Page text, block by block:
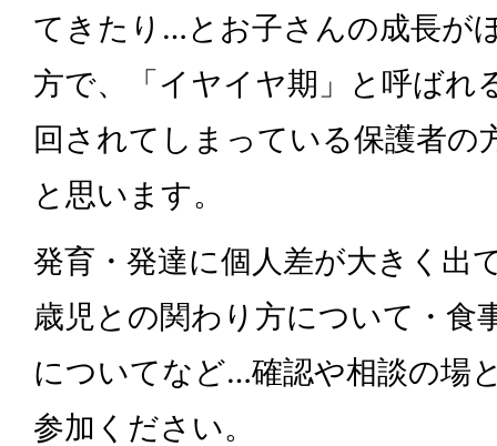
てきたり…とお子さんの成長が
方で、「イヤイヤ期」と呼ばれ
回されてしまっている保護者の
と思います。
発育・発達に個人差が大きく出
歳児との関わり方について・食
についてなど…確認や相談の場
参加ください。